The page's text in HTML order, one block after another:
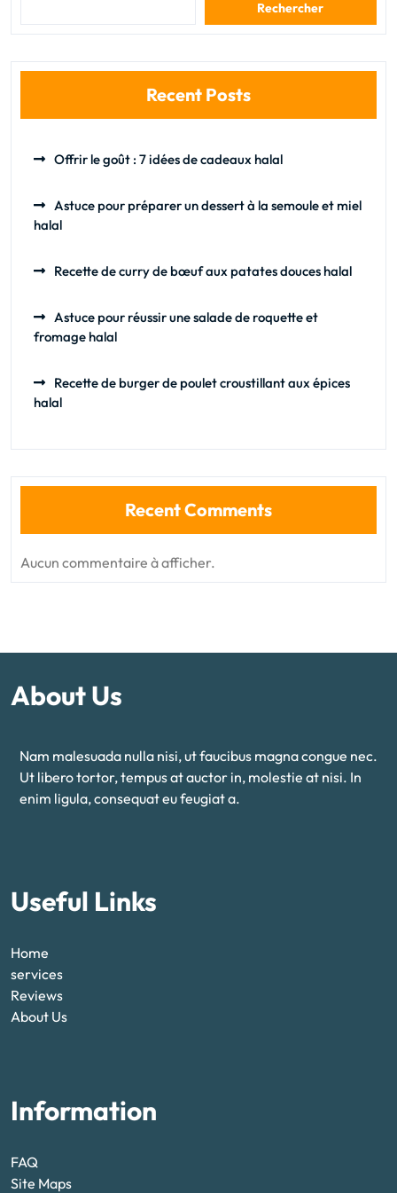
Rechercher
Recent Posts
Offrir le goût : 7 idées de cadeaux halal
Astuce pour préparer un dessert à la semoule et miel
halal
Recette de curry de bœuf aux patates douces halal
Astuce pour réussir une salade de roquette et
fromage halal
Recette de burger de poulet croustillant aux épices
halal
Recent Comments
Aucun commentaire à afficher.
About Us
Nam malesuada nulla nisi, ut faucibus magna congue nec.
Ut libero tortor, tempus at auctor in, molestie at nisi. In
enim ligula, consequat eu feugiat a.
Useful Links
Home
services
Reviews
About Us
Information
FAQ
Site Maps